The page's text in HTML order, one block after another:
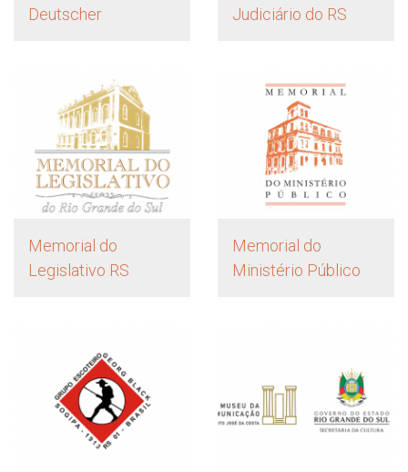
Deutscher
Judiciário do RS
Memorial do
Legislativo RS
Memorial do
Ministério Público